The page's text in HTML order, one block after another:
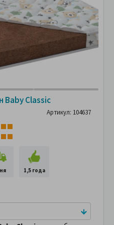
Baby Classic
Артикул: 104637
1,5 года